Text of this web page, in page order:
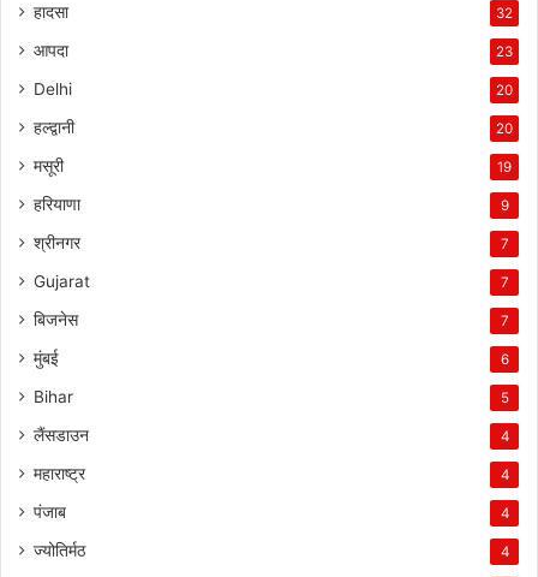
हादसा 32
आपदा 23
Delhi 20
हल्द्वानी 20
मसूरी 19
हरियाणा 9
श्रीनगर 7
Gujarat 7
बिजनेस 7
मुंबई 6
Bihar 5
लैंसडाउन 4
महाराष्ट्र 4
पंजाब 4
ज्योतिर्मठ 4